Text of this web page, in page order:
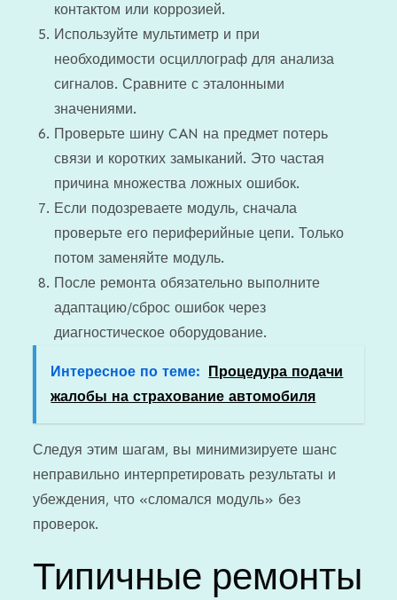
контактом или коррозией.
Используйте мультиметр и при
необходимости осциллограф для анализа
сигналов. Сравните с эталонными
значениями.
Проверьте шину CAN на предмет потерь
связи и коротких замыканий. Это частая
причина множества ложных ошибок.
Если подозреваете модуль, сначала
проверьте его периферийные цепи. Только
потом заменяйте модуль.
После ремонта обязательно выполните
адаптацию/сброс ошибок через
диагностическое оборудование.
Интересное по теме:
Процедура подачи
жалобы на страхование автомобиля
Следуя этим шагам, вы минимизируете шанс
неправильно интерпретировать результаты и
убеждения, что «сломался модуль» без
проверок.
Типичные ремонты